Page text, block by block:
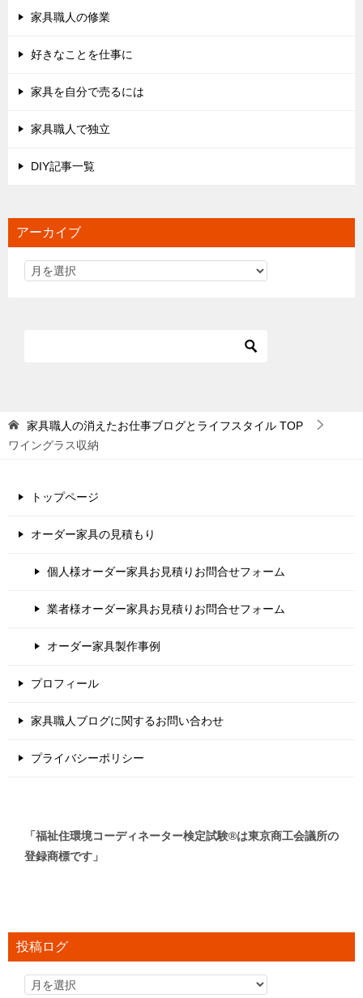
家具職人の修業
好きなことを仕事に
家具を自分で売るには
家具職人で独立
DIY記事一覧
アーカイブ
家具職人の消えたお仕事ブログとライフスタイル TOP
ワイングラス収納
トップページ
オーダー家具の見積もり
個人様オーダー家具お見積りお問合せフォーム
業者様オーダー家具お見積りお問合せフォーム
オーダー家具製作事例
プロフィール
家具職人ブログに関するお問い合わせ
プライバシーポリシー
「福祉住環境コーディネーター検定試験®は東京商工会議所の
登録商標です」
投稿ログ